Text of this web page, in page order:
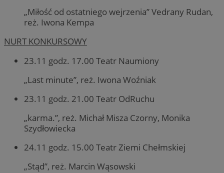
„Miłość od ostatniego wejrzenia” Vedrany Rudan,
reż. Iwona Kempa
NURT KONKURSOWY
23.11 godz. 17.00 Teatr Naumiony
„Last minute”, reż. Iwona Woźniak
23.11 godz. 21.00 Teatr OdRuchu
„karma.”, reż. Michał Misza Czorny, Monika
Szydłowiecka
24.11 godz. 15.00 Teatr Ziemi Chełmskiej
„Stąd”, reż. Marcin Wąsowski